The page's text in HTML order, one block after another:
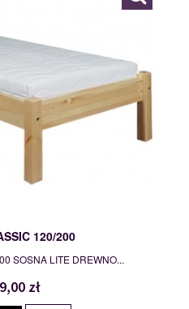
120/200
SOSNA LITE DREWNO...
zł